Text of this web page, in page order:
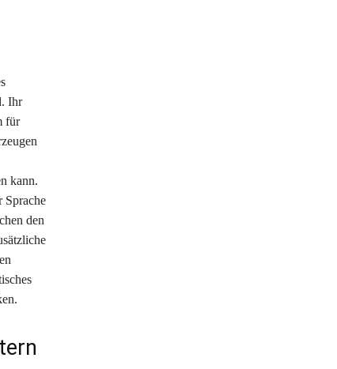
Ihr
für
kann.
Sprache
den